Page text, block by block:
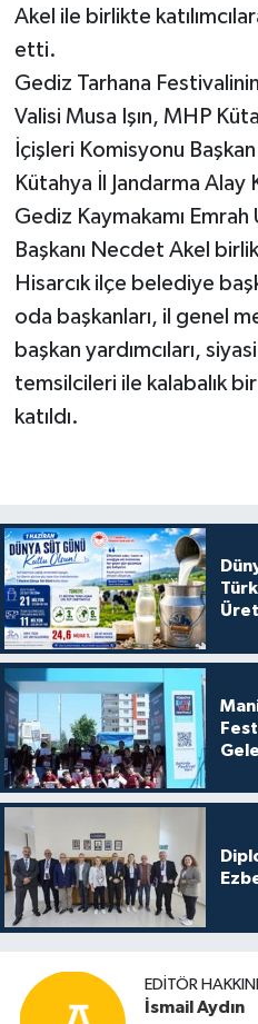
Akel ile birlikte
etti.
Gediz Tarhana
Valisi Musa Işın, MHP
İçişleri Komisyonu
Kütahya İl Jandarma Alay
Gediz Kaymakamı
Başkanı Necdet Akel
Hisarcık ilçe belediye
oda başkanları, il genel
başkan yardımcıları,
temsilcileri ile kalabalık
katıldı.
EDITÖR
İsmail Aydın